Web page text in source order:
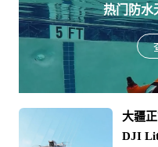
热门防水
大疆
DJI